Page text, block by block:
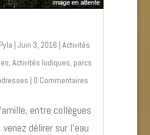
| Juin 3, 2016 | Activités
, Activités ludiques, parcs
| 0 Commentaires
entre collègues
délirer sur l’eau